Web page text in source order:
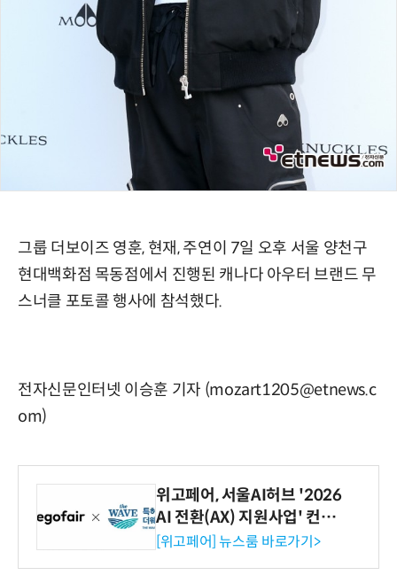
그룹 더보이즈 영훈, 현재, 주연이 7일 오후 서울 양천구
현대백화점 목동점에서 진행된 캐나다 아우터 브랜드 무
스너클 포토콜 행사에 참석했다.
전자신문인터넷 이승훈 기자 (mozart1205@etnews.c
om)
위고페어, 서울AI허브 '2026
AI 전환(AX) 지원사업' 컨소
시엄 선정
[위고페어] 뉴스룸 바로가기>